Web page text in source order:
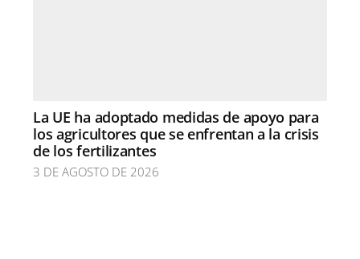
La UE ha adoptado medidas de apoyo para
los agricultores que se enfrentan a la crisis
de los fertilizantes
3 DE AGOSTO DE 2026